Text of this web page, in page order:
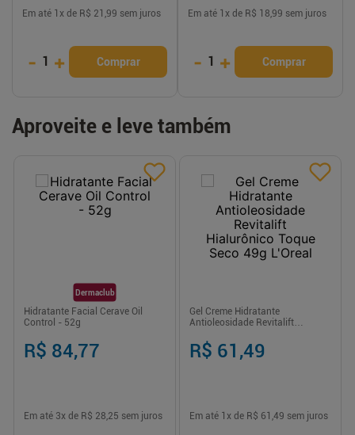
Em até 1 x de R$ 21,99 sem juros
- 1 + Comprar
Em até 1 x de R$ 18,99 sem juros
- 1 + Comprar
Aproveite e leve também
Dermaclub
Hidratante Facial Cerave Oil
Control - 52g
R$ 84,77
Em até 3x de R$ 28,25 sem juros
Gel Creme Hidratante
Antioleosidade Revitalift
L'Oreal
R$ 61,49
Em até 1 x de R$ 61,49 sem juros